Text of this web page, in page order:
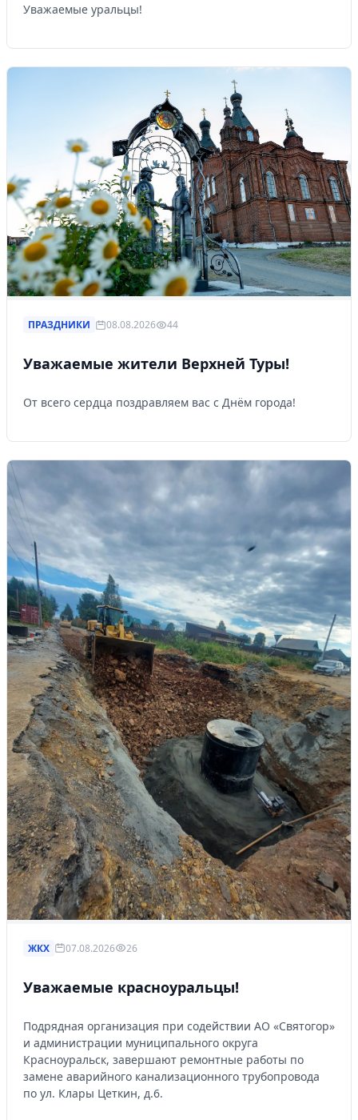
Уважаемые уральцы!
ПРАЗДНИКИ 08.08.2026 44
Уважаемые жители Верхней Туры!
От всего сердца поздравляем вас с Днём города!
ЖКХ 07.08.2026 26
Уважаемые красноуральцы!
Подрядная организация при содействии АО «Святогор»
и администрации муниципального округа
Красноуральск, завершают ремонтные работы по
замене аварийного канализационного трубопровода
по ул. Клары Цеткин, д.6.